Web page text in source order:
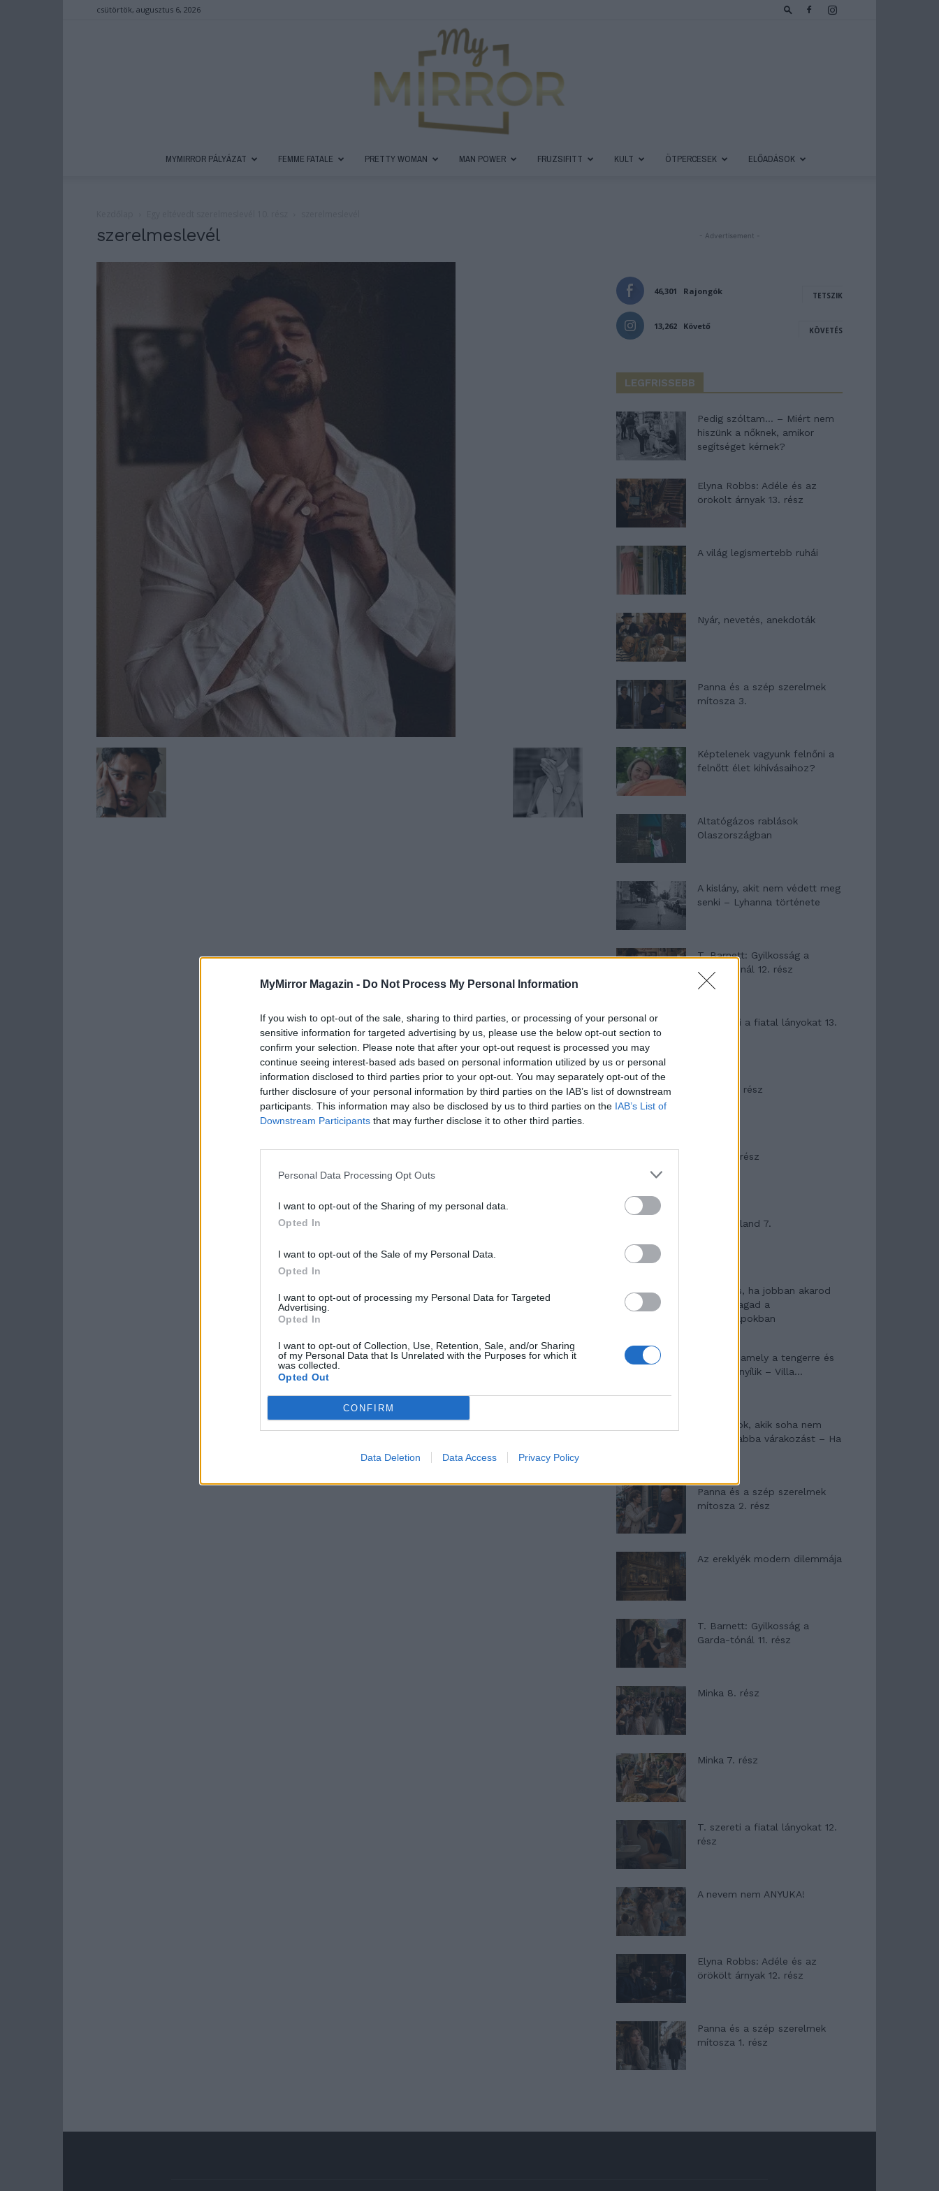
MyMirror Magazin - Do Not Process My Personal Information
If you wish to opt-out of the sale, sharing to third parties, or processing of your personal or
sensitive information for targeted advertising by us, please use the below opt-out section to
confirm your selection. Please note that after your opt-out request is processed you may
continue seeing interest-based ads based on personal information utilized by us or personal
information disclosed to third parties prior to your opt-out. You may separately opt-out of the
further disclosure of your personal information by third parties on the IAB’s list of downstream
participants. This information may also be disclosed by us to third parties on the IAB’s List of
Downstream Participants that may further disclose it to other third parties.
Personal Data Processing Opt Outs
I want to opt-out of the Sharing of my personal data.
Opted In
I want to opt-out of the Sale of my Personal Data.
Opted In
I want to opt-out of processing my Personal Data for Targeted
Advertising.
Opted In
I want to opt-out of Collection, Use, Retention, Sale, and/or Sharing
of my Personal Data that Is Unrelated with the Purposes for which it
was collected.
Opted Out
CONFIRM
Data Deletion Data Access Privacy Policy
csütörtök, augusztus 6, 2026
MYMIRROR PÁLYÁZAT FEMME FATALE PRETTY WOMAN MAN POWER FRUZSIFITT KULT ÖTPERCESEK ELŐADÁSOK
szerelmeslevél - Advertisement -
46,301 Rajongók TETSZIK
13,262 Követő KÖVETÉS
LEGFRISSEBB
Pedig szóltam… – Miért nem
hiszünk a nőknek, amikor
segítséget kérnek?
Elyna Robbs: Adéle és az
örökölt árnyak 13. rész
A világ legismertebb ruhái
Nyár, nevetés, anekdoták
Panna és a szép szerelmek
mítosza 3.
Képtelenek vagyunk felnőni a
felnőtt élet kihívásaihoz?
Altatógázos rablások
Olaszországban
A kislány, akit nem védett meg
senki – Lyhanna története
T. Barnett: Gyilkosság a
Garda-tónál 12. rész
T. szereti a fiatal lányokat 13.
Minka 10. rész
Minka 9. rész
Máltai kaland 7.
10 tanács, ha jobban akarod
érezni magad a
hétköznapokban
Egy ház, amely a tengerre és
a fényre nyílik – Villa...
A családok, akik soha nem
hagyták abba várakozást – Ha
Panna és a szép szerelmek
mítosza 2. rész
Az ereklyék modern dilemmája
T. Barnett: Gyilkosság a
Garda-tónál 11. rész
Minka 8. rész
Minka 7. rész
T. szereti a fiatal lányokat 12.
rész
A nevem nem ANYUKA!
Elyna Robbs: Adéle és az
örökölt árnyak 12. rész
Panna és a szép szerelmek
mítosza 1. rész